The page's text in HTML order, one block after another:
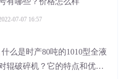
07-07 16:57
什么是时产80吨的1010型全液
辊破碎机？它的特点和优势